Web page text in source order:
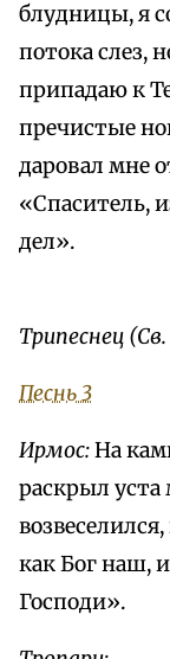
блудницы, я
потока слез,
припадаю к
пречистые
даровал мне
«Спаситель,
дел».
Трипеснец
Песнь 3
Ирмос:На
раскрыл уста
как Бог наш,
Господи».